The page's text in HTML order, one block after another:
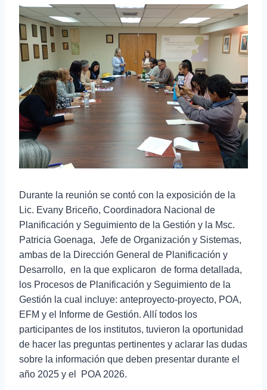
Durante la reunión se contó con la exposición de la
Lic. Evany Briceño, Coordinadora Nacional de
Planificación y Seguimiento de la Gestión y la Msc.
Patricia Goenaga, Jefe de Organización y Sistemas,
ambas de la Dirección General de Planificación y
Desarrollo, en la que explicaron de forma detallada,
los Procesos de Planificación y Seguimiento de la
Gestión la cual incluye: anteproyecto-proyecto, POA,
EFM y el Informe de Gestión. Allí todos los
participantes de los institutos, tuvieron la oportunidad
de hacer las preguntas pertinentes y aclarar las dudas
sobre la información que deben presentar durante el
año 2025 y el POA 2026.